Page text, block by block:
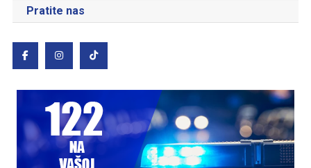
računarskih) sistema, u namjeri da se sebi ili drugom pribavi
određena korist ili da se […]
Pratite nas